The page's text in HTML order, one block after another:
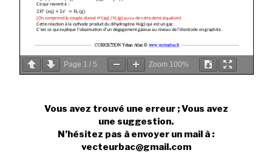
Page 1 / 5 Zoom 100%
Vous avez trouvé une erreur ; Vous avez
une suggestion.
N’hésitez pas à envoyer un mail à :
vecteurbac@gmail.com